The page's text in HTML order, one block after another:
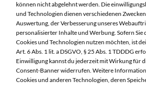
Markt ändern
Öffnungszeiten diese
Mo:
07:00 –
Di:
07:00 –
Mi:
07:00 –
können nicht abgelehnt werden. Die
und Technologien dienen verschiedenen
Auswertung, der Verbesserung unseres
personalisierter Inhalte und Werbung. Sofern Sie
Cookies und Technologien nutzen möchten, ist
Art. 6 Abs. 1 lit. a DSGVO, § 25 Abs. 1 TDDDG
Einwilligung kannst du jederzeit mit Wirkung für
Consent-Banner widerrufen. Weitere
Cookies und anderen Technologien, deren